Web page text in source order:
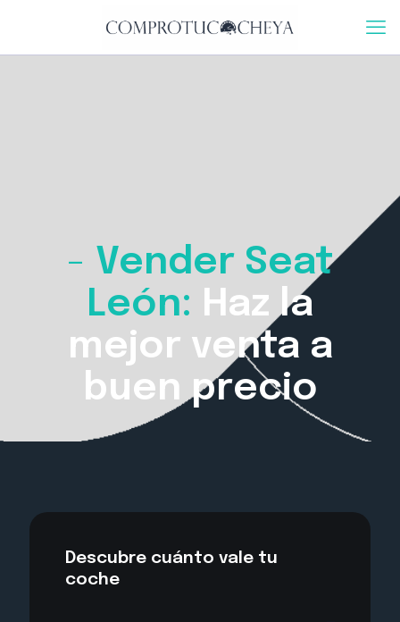
- Vender Seat
León: Haz la
mejor venta a
buen precio
Descubre cuánto vale tu
coche